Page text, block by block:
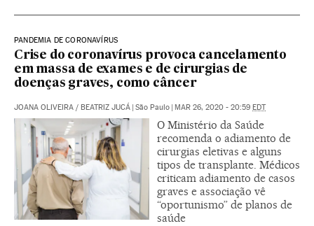
PANDEMIA DE CORONAVÍRUS
Crise do coronavírus provoca cancelamento
em massa de exames e de cirurgias de
doenças graves, como câncer
JOANA OLIVEIRA / BEATRIZ JUCÁ São Paulo MAR 26, 2020 - 20:59 EDT
O Ministério da Saúde
recomenda o adiamento de
cirurgias eletivas e alguns
tipos de transplante. Médicos
criticam adiamento de casos
graves e associação vê
“oportunismo” de planos de
saúde